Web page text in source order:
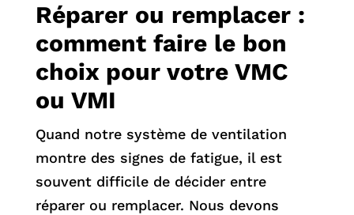
Réparer ou remplacer :
comment faire le bon
choix pour votre VMC
ou VMI
Quand notre système de ventilation
montre des signes de fatigue, il est
souvent difficile de décider entre
réparer ou remplacer. Nous devons